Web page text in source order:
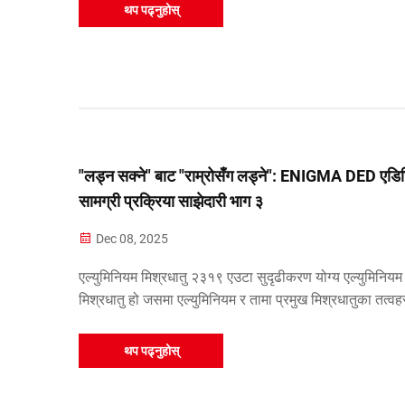
यसको प्रयोग वायुअन्तरिक्ष, अटोमोबाइल, र मेसिनरीमा... मा व्यापक
गरिन्छ
थप पढ्नुहोस्
"लड्न सक्ने" बाट "राम्रोसँग लड्ने": ENIGMA DED
सामग्री प्रक्रिया साझेदारी भाग ३
Dec 08, 2025
एल्युमिनियम मिश्रधातु २३१९ एउटा सुदृढीकरण योग्य एल्युमिनियम
मिश्रधातु हो जसमा एल्युमिनियम र तामा प्रमुख मिश्रधातुका
गरी उच्च तापक्रममा स्थिरता प्रदर्शन गर्दछ, र यो व्यापक रूपमा...
थप पढ्नुहोस्